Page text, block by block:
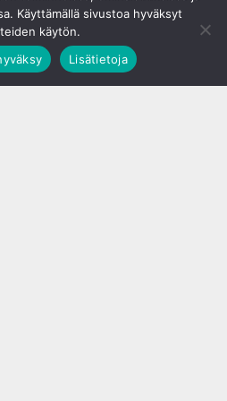
Käyttämällä sivustoa hyväksyt
käytön.
Lisätietoja